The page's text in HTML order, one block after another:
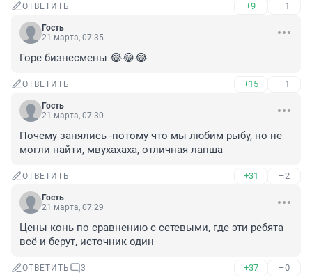
ОТВЕТИТЬ +9 –1
Гость
21 марта, 07:35
Горе бизнесмены 😂😂😂
ОТВЕТИТЬ +15 –1
Гость
21 марта, 07:30
Почему занялись -потому что мы любим рыбу, но не
могли найти, мвухахаха, отличная лапша
ОТВЕТИТЬ +31 –2
Гость
21 марта, 07:29
Цены конь по сравнению с сетевыми, где эти ребята
всё и берут, источник один
ОТВЕТИТЬ 3 +37 –0